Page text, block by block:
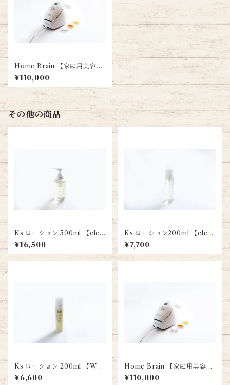
Home Brain 【家庭用美容
器】
¥110,000
その他の商品
Ks ローション 500ml 【clea
rの業務用】
¥16,500
Ks ローション200ml 【clea
r】
¥7,700
Ks ローション 200ml 【Whit
e】
¥6,600
Home Brain 【家庭用美容
器】
¥110,000